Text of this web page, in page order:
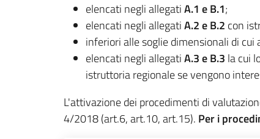
elencati negli allegatiA.1 e B.1;
elencati negli allegatiA.2 e B.2 con
inferiori alle soglie dimensionali di
elencati negli allegatiA.3 e B.3 la cui
istruttoria regionale se vengono
L'attivazione dei procedimenti di
4/2018 (art.6, art.10, art.15). Per i